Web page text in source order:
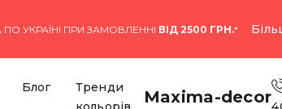
ПО УКРАЇНІ ПРИ ЗАМОВЛЕННІ ВІД 2500 ГРН.*
Maxima-decor
Блог
Тренди